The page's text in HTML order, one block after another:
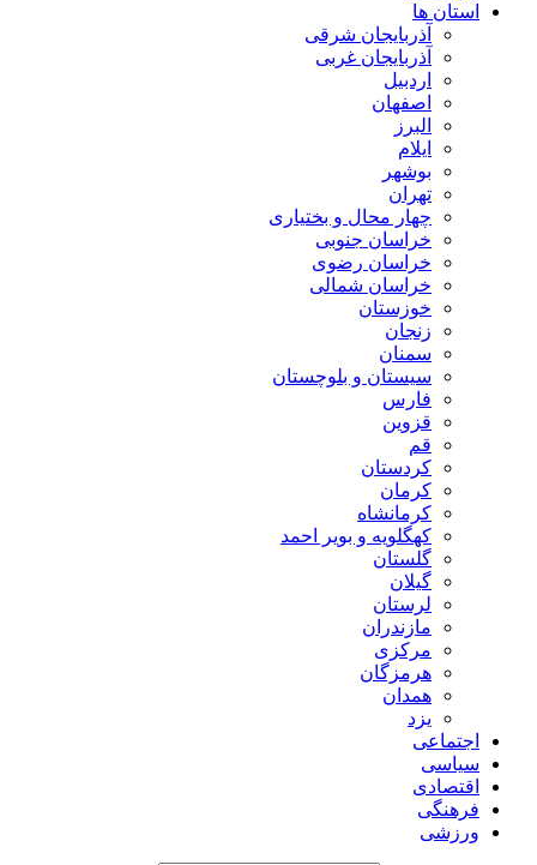
استان ها
آذربایجان شرقی
آذربایجان غربی
اردبیل
اصفهان
البرز
ایلام
بوشهر
تهران
چهار محال و بختیاری
خراسان جنوبی
خراسان رضوی
خراسان شمالی
خوزستان
زنجان
سمنان
سیستان و بلوچستان
فارس
قزوین
قم
کردستان
کرمان
کرمانشاه
کهگلویه و بویر احمد
گلستان
گیلان
لرستان
مازندران
مرکزی
هرمزگان
همدان
یزد
اجتماعی
سیاسی
اقتصادی
فرهنگی
ورزشی